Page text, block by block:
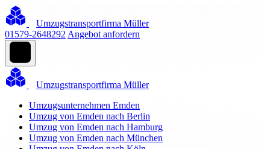
Umzugstransportfirma Müller
01579-2648292 Angebot anfordern
Umzugstransportfirma Müller
Umzugsunternehmen Emden
Umzug von Emden nach Berlin
Umzug von Emden nach Hamburg
Umzug von Emden nach München